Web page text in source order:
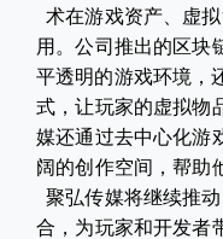
术在游戏资产、虚
用。公司推出的区块
平透明的游戏环境，
式，让玩家的虚拟物
媒还通过去中心化游
阔的创作空间，帮助
聚弘传媒将继续推
合，为玩家和开发者